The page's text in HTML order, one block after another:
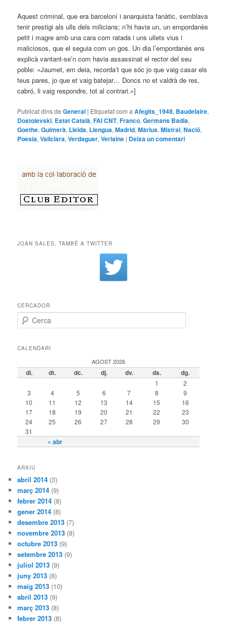
Aquest criminal, que era barceloní i anarquista fanàtic, semblava
tenir prestigi als ulls dels milicians; n’hi havia un, un empordanès
petit i magre amb una cara com ratada i uns ullets vius i
maliciosos, que el seguia com un gos. Un dia l’empordanès ens
explicà vantant-se’n com havia assassinat el rector del seu
poble: «Jaumet, em deia, recorda’t que sóc jo que vaig casar els
teus pares, jo que et vaig batejar… Doncs no et valdrà de res,
cabró, li vaig respondre, tot al contrari.»]
Publicat dins de General | Etiquetat com a Afegits_1948, Baudelaire,
Dostoievski, Estat Català,FAI CNT,Franco,Germans Badia,
Goethe,Guimerà, Lleida, Llengua,Madrid,Màrius,Mistral,Nació,
Poesia,Vallclara,Verdaguer,Verlaine | Deixa un comentari
JOAN SALES, TAMBÉ A TWITTER
CERCADOR
Cerca
CALENDARI
AGOST 2026
dl. dt. dc. dj. dv. ds. dg.
« abr
1
2
3
4 5 6 7 8
9
10
11 12 13 14 15
16
17
18 19 20 21 22
23
24
25 26 27 28 29
30
31
ARXIU
abril 2014 (3)
març 2014 (9)
febrer 2014 (8)
gener 2014 (8)
desembre 2013 (7)
novembre 2013 (8)
octubre 2013 (9)
setembre 2013 (9)
juliol 2013 (9)
juny 2013 (8)
maig 2013 (10)
abril 2013 (9)
març 2013 (8)
febrer 2013 (8)